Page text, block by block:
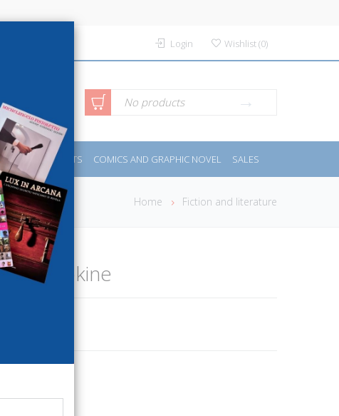
Login Wishlist(0)
Advanced
Search
No products
SPORTS COMICS AND GRAPHIC NOVEL SALES
Home Fiction and literature
Liapkine